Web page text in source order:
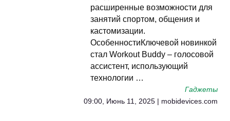
расширенные возможности для
занятий спортом, общения и
кастомизации.
ОсобенностиКлючевой новинкой
стал Workout Buddy – голосовой
ассистент, использующий
технологии …
Гаджеты
09:00, Июнь 11, 2025 | mobidevices.com